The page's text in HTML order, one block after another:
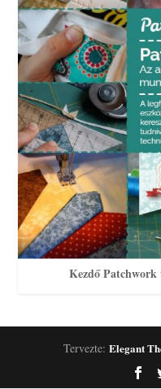
Kezdő
Tervezte: Elegant